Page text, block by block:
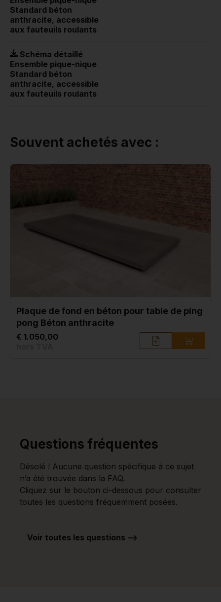
Standard béton
anthracite, accessible
aux fauteuils roulants
Schéma détaillé
Ensemble pique-nique
Standard béton
anthracite, accessible
aux fauteuils roulants
Souvent achetés avec :
Plaque de fond en béton pour table de ping
pong Béton anthracite
€ 1.050,00
Questions fréquentes
Désolé ! Aucune question spécifique à ce sujet
n’a été trouvée dans la FAQ.
Cliquez sur le bouton ci-dessous pour consulter
toutes les questions fréquemment posées.
Voir toutes les questions -->